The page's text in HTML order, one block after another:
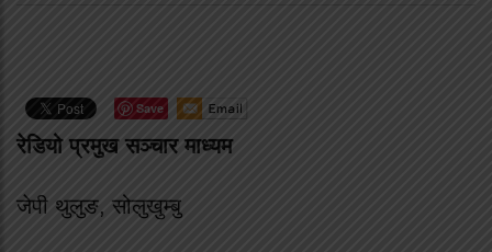
Save
रेडियो प्रमुख सञ्चार माध्यम
जेपी थुलुङ, सोलुखुम्बु